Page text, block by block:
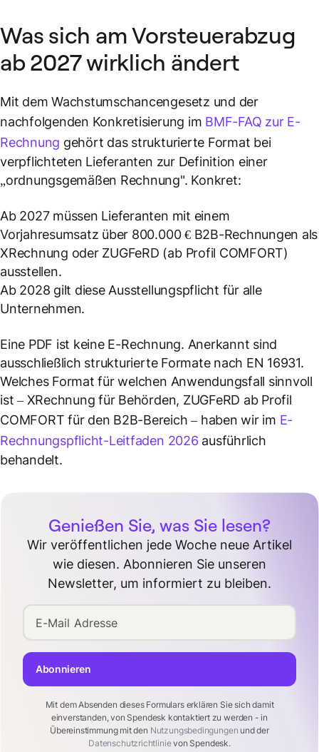
Was sich am Vorsteuerabzug
ab 2027 wirklich ändert
Mit dem Wachstumschancengesetz und der
nachfolgenden Konkretisierung im BMF-FAQ zur E-
Rechnung gehört das strukturierte Format bei
verpflichteten Lieferanten zur Definition einer
„ordnungsgemäßen Rechnung". Konkret:
Ab 2027 müssen Lieferanten mit einem
Vorjahresumsatz über 800.000 € B2B-Rechnungen als
XRechnung oder ZUGFeRD (ab Profil COMFORT)
ausstellen.
Ab 2028 gilt diese Ausstellungspflicht für alle
Unternehmen.
Eine PDF ist keineE-Rechnung. Anerkannt sind
ausschließlich strukturierte Formate nach EN 16931.
Welches Format für welchen Anwendungsfall sinnvoll
ist – XRechnung für Behörden, ZUGFeRD ab Profil
COMFORT für den B2B-Bereich – haben wir im E-
Rechnungspflicht-Leitfaden 2026 ausführlich
behandelt.
Genießen Sie, was Sie lesen?
Wir veröffentlichen jede Woche neue Artikel
wie diesen. Abonnieren Sie unseren
Newsletter, um informiert zu bleiben.
E-Mail Adresse
Mit dem Absenden dieses Formulars erklären Sie sich damit
einverstanden, von Spendesk kontaktiert zu werden - in
Übereinstimmung mit den Nutzungsbedingungen und der
Datenschutzrichtlinievon Spendesk.
Abonnieren